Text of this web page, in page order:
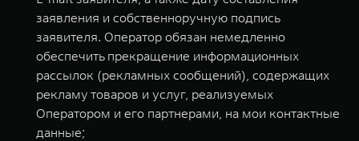
заявления и собственноручную подпись
заявителя. Оператор обязан немедленно
обеспечить прекращение информационных
рассылок (рекламных сообщений), содержащих
рекламу товаров и услуг, реализуемых
Оператором и его партнерами, на мои контактные
данные;